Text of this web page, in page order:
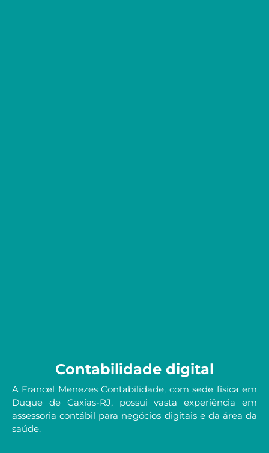
Contabilidade digital
A Francel Menezes Contabilidade, com sede física em
Duque de Caxias-RJ, possui vasta experiência em
assessoria contábil para negócios digitais e da área da
saúde.